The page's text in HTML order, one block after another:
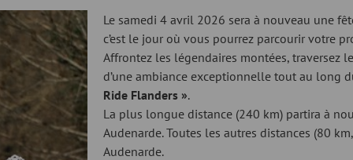
Le samedi 4 avril 2026 sera à nouveau une
c’est le jour où vous pourrez parcourir votre
Affrontez les légendaires montées, traversez
d’une ambiance exceptionnelle tout au long
Ride Flanders ».
La plus longue distance (240 km) partira à
Audenarde. Toutes les autres distances (80
Audenarde.